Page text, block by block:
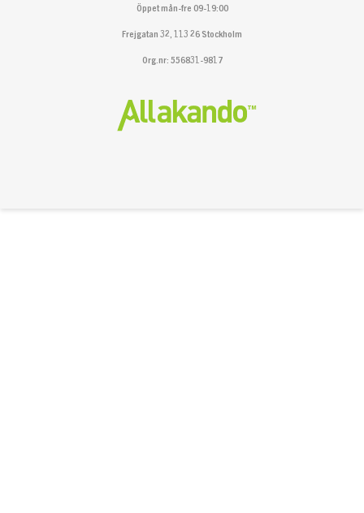
Öppet mån-fre 09-19:00
Frejgatan 32, 113 26 Stockholm
Org.nr: 556831-9817